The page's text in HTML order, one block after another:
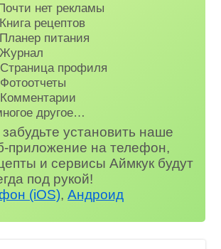
нет рекламы
рецептов
питания
профиля
другое…
установить наше
приложение на телефон,
и сервисы Аймкук будут
под рукой!
(iOS),Андроид